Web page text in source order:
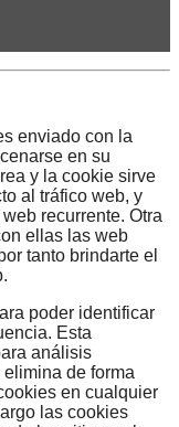
enviado con la
en su
y la cookie sirve
al tráfico web, y
recurrente. Otra
ellas las web
tanto brindarte el
poder identificar
Esta
análisis
de forma
en cualquier
las cookies